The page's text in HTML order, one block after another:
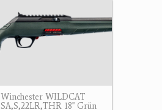
Winchester WILDCAT
SA,S,22LR,THR 18'' Grün